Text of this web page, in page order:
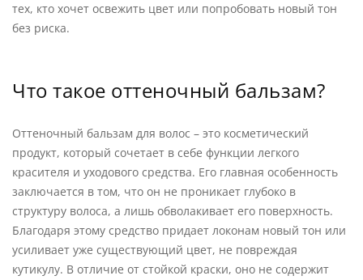
тех, кто хочет освежить цвет или попробовать новый тон
без риска.
Что такое оттеночный бальзам?
Оттеночный бальзам для волос – это косметический
продукт, который сочетает в себе функции легкого
красителя и уходового средства. Его главная особенность
заключается в том, что он не проникает глубоко в
структуру волоса, а лишь обволакивает его поверхность.
Благодаря этому средство придает локонам новый тон или
усиливает уже существующий цвет, не повреждая
кутикулу. В отличие от стойкой краски, оно не содержит